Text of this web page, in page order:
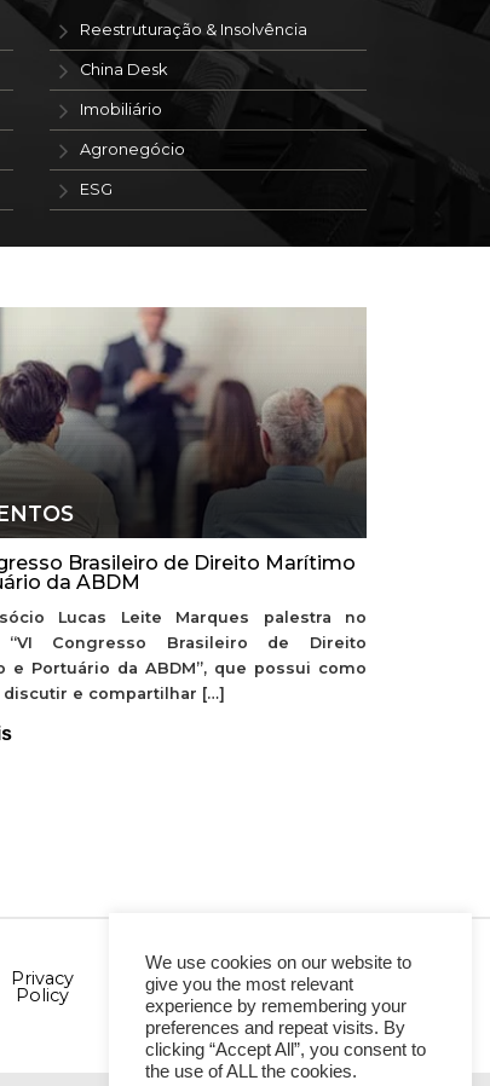
Reestruturação & Insolvência
China Desk
Imobiliário
Agronegócio
ESG
Brasileiro de Direito Marítimo
da ABDM
Lucas Leite Marques palestra no
“VI Congresso Brasileiro de Direito
e Portuário da ABDM”, que possui como
discutir e compartilhar […]
Privacy
Policy
We use cookies on our website to
give you the most relevant
experience by remembering your
preferences and repeat visits. By
clicking “Accept All”, you consent to
the use of ALL the cookies.